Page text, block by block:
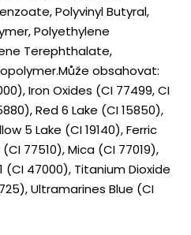
Polyvinyl Butyral,
Polyethylene
Terephthalate,
obsahovat:
Iron Oxides (CI 77499, CI
Red 6 Lake (CI 15850),
5 Lake (CI 19140), Ferric
77510), Mica (CI 77019),
(CI 47000), Titanium Dioxide
Ultramarines Blue (CI